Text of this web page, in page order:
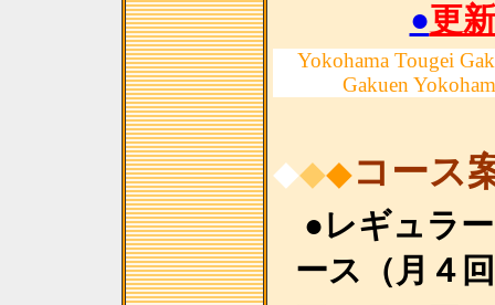
●更
Yokohama Tougei
Gakuen
◆◆◆コース
●レギュラ
ース（月４